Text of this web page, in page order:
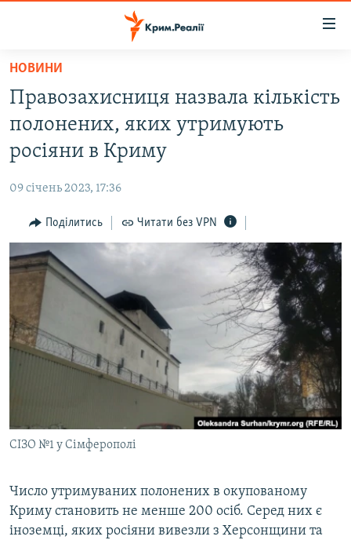
Перейти
основного
матеріалу
Перейти
до
основної
Перейти
до
пошуку
ВОДА.КРИМ
ВІДЕО ТА ФОТО
БЛОГИ
ПОГЛЯД
ІНТЕРВ'Ю
ВСЕ ЗА ДЕНЬ
СПЕЦПРОЕКТИ
ДЕПОРТАЦІЯ
ВІДЕОУРОКИ «ELIFBE»
УКРАЇНСЬКА ПРОБЛЕМА КРИМУ
ІНФОГРАФІКА
ЯК ОБІЙТИ БЛОКУВАННЯ
ДОЛУЧАЙСЯ!
Усі сайти RFE/RL
НОВИНИ
Правозахисниця назвала кількість
полонених, яких утримують
росіяни в Криму
09 січень 2023, 17:36
Поділитись Читати без VPN
СІЗО №1 у Сімферополі
Число утримуваних полонених в окупованому
Криму становить не менше 200 осіб. Серед них є
іноземці, яких росіяни вивезли з Херсонщини та